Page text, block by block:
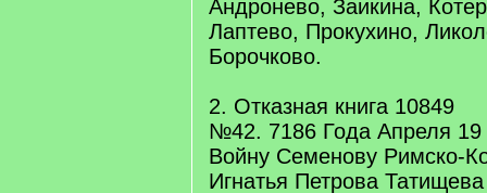
Андронево, Заикина,
Лаптево, Прокухино,
Борочково.
2. Отказная книга 10849
№42. 7186 Года Апреля 19
Войну Семенову Римско-
Игнатья Петрова